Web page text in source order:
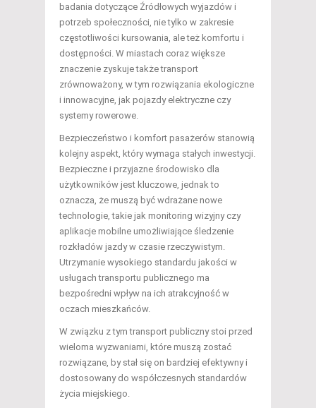
badania dotyczące Źródłowych wyjazdów i
potrzeb społeczności, nie tylko w zakresie
częstotliwości kursowania, ale też komfortu i
dostępności. W miastach coraz większe
znaczenie zyskuje także transport
zrównoważony, w tym rozwiązania ekologiczne
i innowacyjne, jak pojazdy elektryczne czy
systemy rowerowe.
Bezpieczeństwo i komfort pasażerów stanowią
kolejny aspekt, który wymaga stałych inwestycji.
Bezpieczne i przyjazne środowisko dla
użytkowników jest kluczowe, jednak to
oznacza, że muszą być wdrażane nowe
technologie, takie jak monitoring wizyjny czy
aplikacje mobilne umożliwiające śledzenie
rozkładów jazdy w czasie rzeczywistym.
Utrzymanie wysokiego standardu jakości w
usługach transportu publicznego ma
bezpośredni wpływ na ich atrakcyjność w
oczach mieszkańców.
W związku z tym transport publiczny stoi przed
wieloma wyzwaniami, które muszą zostać
rozwiązane, by stał się on bardziej efektywny i
dostosowany do współczesnych standardów
życia miejskiego.